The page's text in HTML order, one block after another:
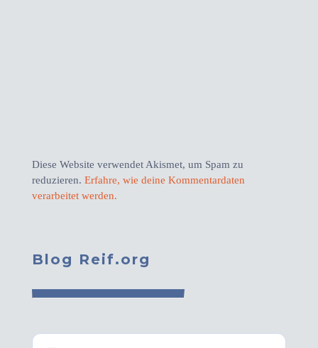
Diese Website verwendet Akismet, um Spam zu
reduzieren. Erfahre, wie deine Kommentardaten
verarbeitet werden.
Blog Reif.org